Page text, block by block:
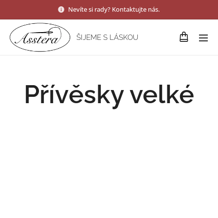
Nevíte si rady? Kontaktujte nás.
ŠIJEME S LÁSKOU
Přívěsky velké